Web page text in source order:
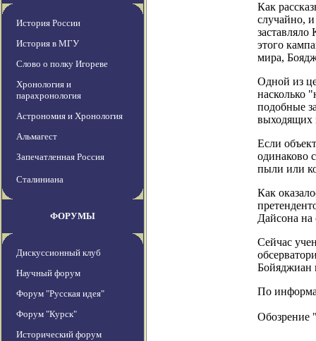
История России
История в МГУ
Слово о полку Игореве
Хронология и
парахронология
Астрономия и Хронология
Альмагест
Запечатленная Россия
Сталиниана
ФОРУМЫ
Дискуссионный клуб
Научный форум
Форум "Русская идея"
Форум "Курск"
Исторический форум
Как
случайно,
заставляло
этого
мира,
Одной из
насколько
подобные
выходящих
Если
одинаково
пыли или
Как
Дайсона на
Сейчас
Бойяджиан
По
Обозрение